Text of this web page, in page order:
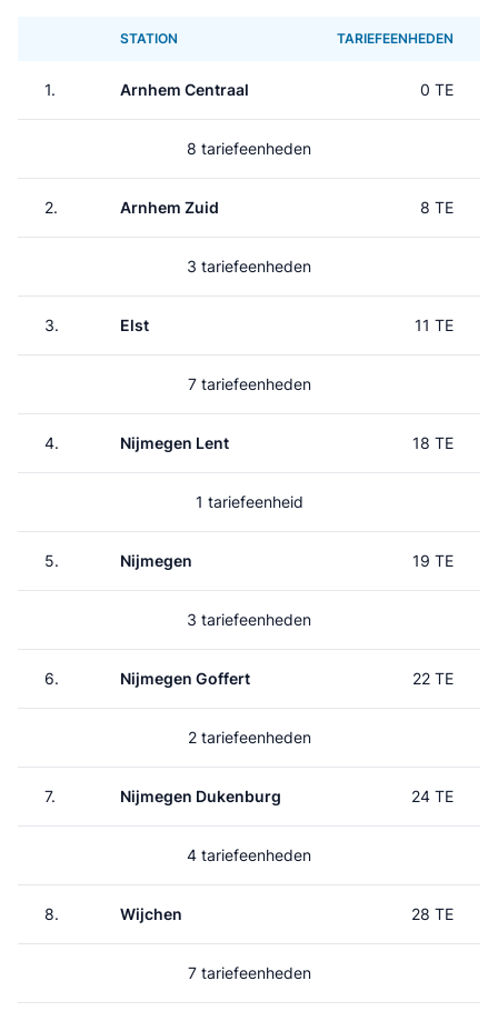
STATION TARIEFEENHEDEN
1. Arnhem Centraal 0 TE
8 tariefeenheden
2. Arnhem Zuid 8 TE
3 tariefeenheden
3. Elst 11 TE
7 tariefeenheden
4. Nijmegen Lent 18 TE
1 tariefeenheid
5. Nijmegen 19 TE
3 tariefeenheden
6. Nijmegen Goffert 22 TE
2 tariefeenheden
7. Nijmegen Dukenburg 24 TE
4 tariefeenheden
8. Wijchen 28 TE
7 tariefeenheden